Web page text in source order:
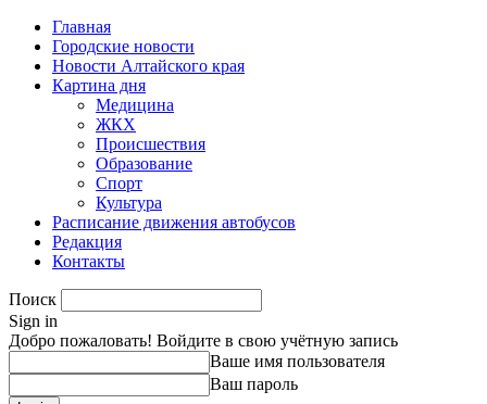
Главная
Городские новости
Новости Алтайского края
Картина дня
Медицина
ЖКХ
Происшествия
Образование
Спорт
Культура
Расписание движения автобусов
Редакция
Контакты
Поиск
Sign in
Добро пожаловать! Войдите в свою учётную запись
Ваше имя пользователя
Ваш пароль